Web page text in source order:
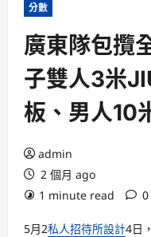
分數
廣東隊包攬
子雙人3米
板、男人10
admin
2 個月 ago
1 minute read
5月2私人招待所設計4日